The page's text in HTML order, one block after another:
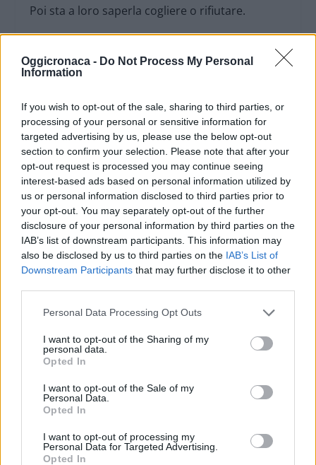
Oggicronaca - Do Not Process My Personal
Information
If you wish to opt-out of the sale, sharing to third parties, or
processing of your personal or sensitive information for
targeted advertising by us, please use the below opt-out
section to confirm your selection. Please note that after your
opt-out request is processed you may continue seeing
interest-based ads based on personal information utilized by
us or personal information disclosed to third parties prior to
your opt-out. You may separately opt-out of the further
disclosure of your personal information by third parties on the
IAB’s list of downstream participants. This information may
also be disclosed by us to third parties on the IAB’s List of
Downstream Participants that may further disclose it to other
Personal Data Processing Opt Outs
I want to opt-out of the Sharing of my
personal data.
Opted In
I want to opt-out of the Sale of my
Personal Data.
Opted In
I want to opt-out of processing my
Personal Data for Targeted Advertising.
Opted In
Poi sta a loro saperla cogliere o rifiutare.
Annamaria Agosti
18 novembre 2012
Condividi:
WhatsApp
Telegram
Stampa